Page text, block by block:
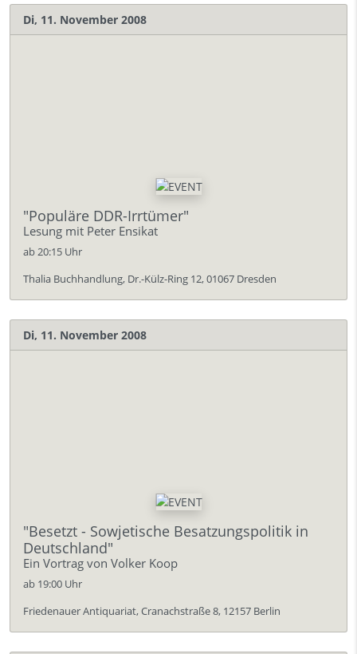
Di, 11. November 2008
"Populäre DDR-Irrtümer"
Lesung mit Peter Ensikat
ab 20:15 Uhr
Thalia Buchhandlung, Dr.-Külz-Ring 12, 01067 Dresden
Di, 11. November 2008
"Besetzt - Sowjetische Besatzungspolitik in
Deutschland"
Ein Vortrag von Volker Koop
ab 19:00 Uhr
Friedenauer Antiquariat, Cranachstraße 8, 12157 Berlin